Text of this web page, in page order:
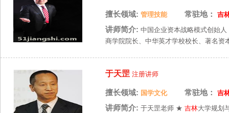
擅长领域: 管理技能 常驻地： 吉
讲师简介: 中国企业资本战略模式创始
商学院院长、中华英才学校校长、著名
于天罡 注册讲师
擅长领域: 国学文化 常驻地： 吉
讲师简介: 于天罡老师 ★ 吉林大学规划